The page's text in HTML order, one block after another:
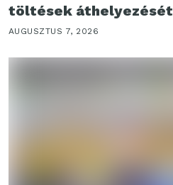
töltések áthelyezését
AUGUSZTUS 7, 2026